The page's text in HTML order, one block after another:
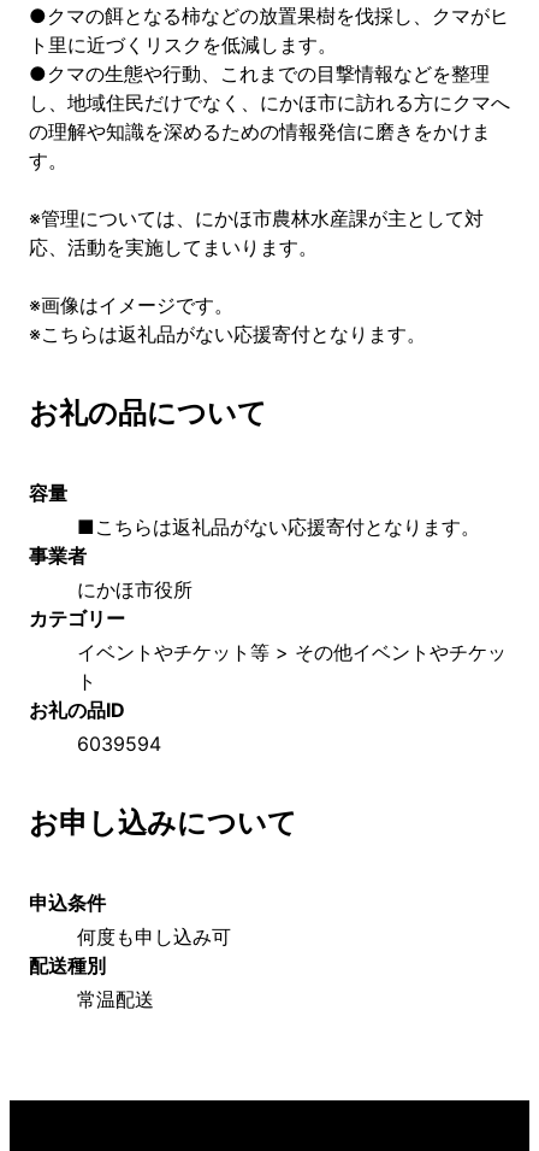
●クマの餌となる柿などの放置果樹を伐採し、クマがヒ
ト里に近づくリスクを低減します。
●クマの生態や行動、これまでの目撃情報などを整理
し、地域住民だけでなく、にかほ市に訪れる方にクマへ
の理解や知識を深めるための情報発信に磨きをかけま
す。
※管理については、にかほ市農林水産課が主として対
応、活動を実施してまいります。
※画像はイメージです。
※こちらは返礼品がない応援寄付となります。
お礼の品について
容量
■こちらは返礼品がない応援寄付となります。
事業者
にかほ市役所
カテゴリー
イベントやチケット等 > その他イベントやチケッ
ト
お礼の品ID
6039594
お申し込みについて
申込条件
何度も申し込み可
配送種別
常温配送